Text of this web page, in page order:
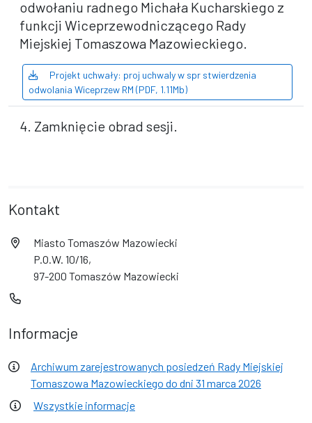
odwołaniu radnego Michała Kucharskiego z
funkcji Wiceprzewodniczącego Rady
Miejskiej Tomaszowa Mazowieckiego.
Projekt uchwały: proj uchwaly w spr stwierdzenia
odwolania Wiceprzew RM (PDF, 1.11Mb)
4. Zamknięcie obrad sesji.
Kontakt
Miasto Tomaszów Mazowiecki
P.O.W. 10/16,
97-200 Tomaszów Mazowiecki
Informacje
Archiwum zarejestrowanych posiedzeń Rady Miejskiej
Tomaszowa Mazowieckiego do dni 31 marca 2026
Wszystkie informacje